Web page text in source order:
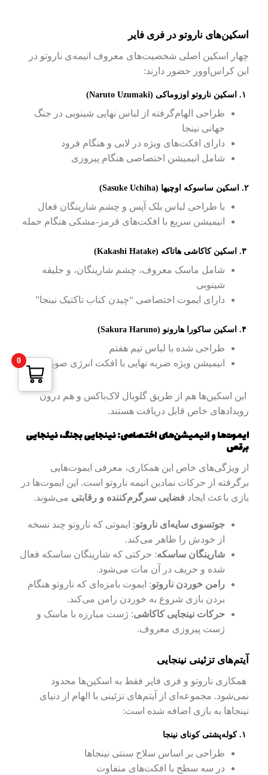
اسکین‌های ناروتو در فری فایر
چهار اسکین اصلی شخصیت‌های معروف انیمه‌ی ناروتو در
این کراس‌اوور حضور دارند:
طراحی الهام‌گرفته از لباس نهایی شینوبی در جنگ
جهانی نینجا
دارای افکت‌های ویژه در لابی و هنگام فرود
شامل انیمیشن اختصاصی هنگام پیروزی
۲. اسکین ساسوکه اوچیها (Sasuke Uchiha)
با طراحی لباس بلک آپس و چشم شارینگان فعال
انیمیشن سریع با افکت‌های قرمز-مشکی هنگام حمله
۳. اسکین کاکاشی هاتاکه (Kakashi Hatake)
شامل ماسک معروف، چشم شارینگان، و جلیقه
شینوبی
دارای ایموت اختصاصی “چیدن کتاب تاکتیک نینجا”
۴. اسکین ساکورا هارونو (Sakura Haruno)
طراحی شده با لباس تیم هفتم
انیمیشن ویژه ضربه نهایی با افکت انرژی صورتی
این اسکین‌ها هم از طریق گلوبال لاک‌باکس و هم درون
رویدادهای خاص قابل دریافت هستند.
ایموت‌ها و انیمیشن‌های اختصاصی: نینجایی بجنگ، نینجایی
برقص
از ویژگی‌های خاص این همکاری، معرفی ایموت‌هایی
برگرفته از حرکات نمادین انیمه ناروتو است. این ایموت‌ها در
بازی باعث ایجاد فضایی سرگرم‌کننده و رقابتی می‌شوند.
جوتسوی سایه‌ای ناروتو: ایموتی که ناروتو چند نسخه
از خودش را ظاهر می‌کند.
شارینگان ساسکه: حرکتی که شارینگان ساسکه فعال
شده و حریف در آن مات می‌شود.
رامن خوردن ناروتو: ایموت بامزه‌ای که ناروتو هنگام
بردن بازی شروع به خوردن رامن می‌کند.
حرکات نینجایی کاکاشی: ژست مبارزه با ماسک و
ژست پیروزی معروف.
آیتم‌های تزئینی نینجایی
همکاری ناروتو و فری فایر فقط به اسکین‌ها محدود
نمی‌شود. مجموعه‌ای از آیتم‌های تزئینی با الهام از دنیای
نینجاها به بازی اضافه شده است:
طراحی بر اساس سلاح سنتی نینجاها
در سه سطح با افکت‌های متفاوت
0